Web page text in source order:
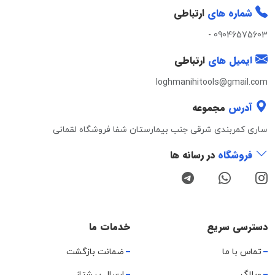
شماره های ارتباطی
09046575603
-
ایمیل های ارتباطی
loghmanihitools@gmail.com
آدرس مجموعه
ساری کمربندی شرقی جنب بیمارستان شفا فروشگاه لقمانی
فروشگاه در رسانه ها
دسترسی سریع
تماس با ما
خدمات ما
ضمانت بازگشت